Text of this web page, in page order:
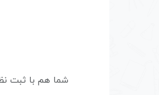
شما هم با ثبت